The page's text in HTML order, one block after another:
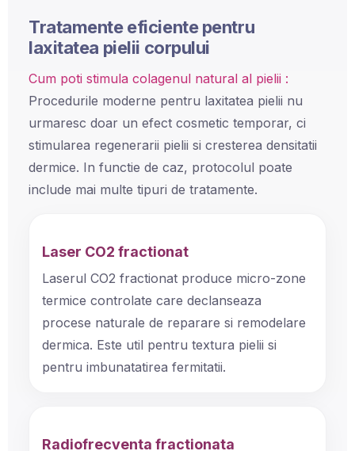
Tratamente eficiente pentru
laxitatea pielii corpului
Cum poti stimula colagenul natural al pielii :
Procedurile moderne pentru laxitatea pielii nu
urmaresc doar un efect cosmetic temporar, ci
stimularea regenerarii pielii si cresterea densitatii
dermice. In functie de caz, protocolul poate
include mai multe tipuri de tratamente.
Laser CO2 fractionat
Laserul CO2 fractionat produce micro-zone
termice controlate care declanseaza
procese naturale de reparare si remodelare
dermica. Este util pentru textura pielii si
pentru imbunatatirea fermitatii.
Radiofrecventa fractionata